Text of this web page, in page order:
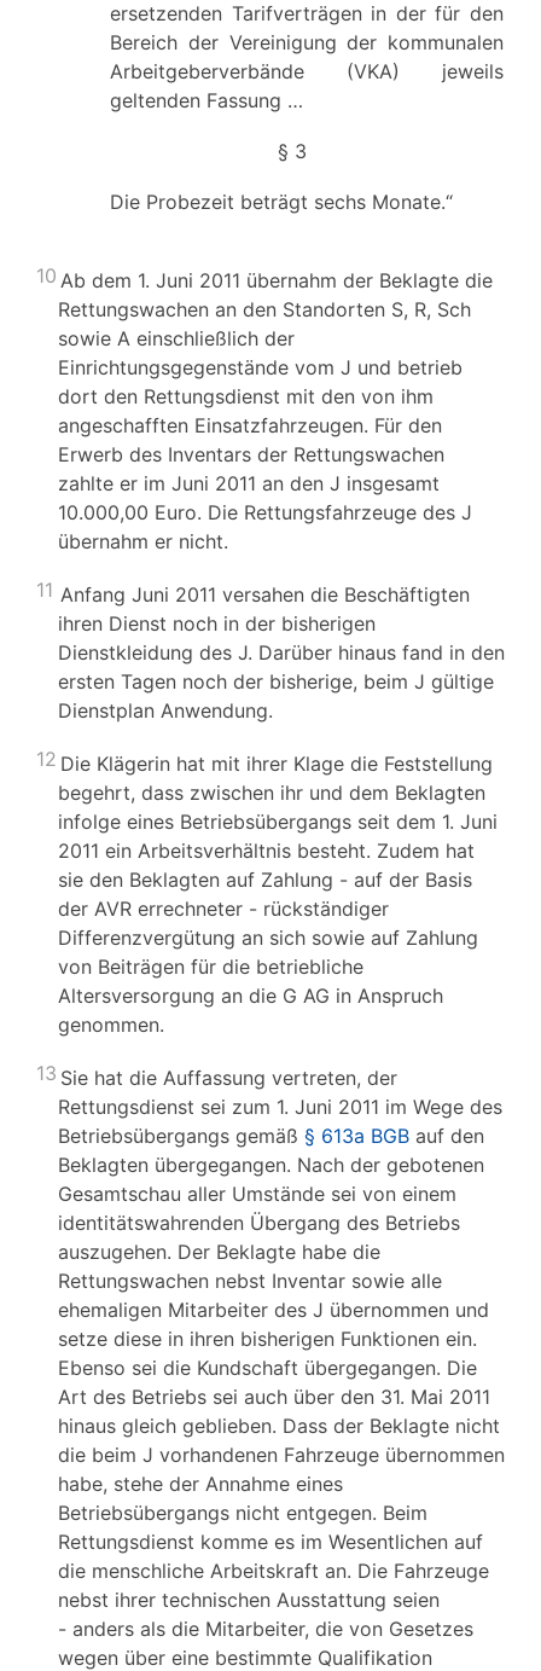
ersetzenden Tarifverträgen in der für den
Bereich der Vereinigung der kommunalen
Arbeitgeberverbände (VKA) jeweils
geltenden Fassung …
§ 3
Die Probezeit beträgt sechs Monate.“
10 Ab dem 1. Juni 2011 übernahm der Beklagte die
Rettungswachen an den Standorten S, R, Sch
sowie A einschließlich der
Einrichtungsgegenstände vom J und betrieb
dort den Rettungsdienst mit den von ihm
angeschafften Einsatzfahrzeugen. Für den
Erwerb des Inventars der Rettungswachen
zahlte er im Juni 2011 an den J insgesamt
10.000,00 Euro. Die Rettungsfahrzeuge des J
übernahm er nicht.
11 Anfang Juni 2011 versahen die Beschäftigten
ihren Dienst noch in der bisherigen
Dienstkleidung des J. Darüber hinaus fand in den
ersten Tagen noch der bisherige, beim J gültige
Dienstplan Anwendung.
12 Die Klägerin hat mit ihrer Klage die Feststellung
begehrt, dass zwischen ihr und dem Beklagten
infolge eines Betriebsübergangs seit dem 1. Juni
2011 ein Arbeitsverhältnis besteht. Zudem hat
sie den Beklagten auf Zahlung - auf der Basis
der AVR errechneter - rückständiger
Differenzvergütung an sich sowie auf Zahlung
von Beiträgen für die betriebliche
Altersversorgung an die G AG in Anspruch
genommen.
13 Sie hat die Auffassung vertreten, der
Rettungsdienst sei zum 1. Juni 2011 im Wege des
Betriebsübergangs gemäß § 613a BGB auf den
Beklagten übergegangen. Nach der gebotenen
Gesamtschau aller Umstände sei von einem
identitätswahrenden Übergang des Betriebs
auszugehen. Der Beklagte habe die
Rettungswachen nebst Inventar sowie alle
ehemaligen Mitarbeiter des J übernommen und
setze diese in ihren bisherigen Funktionen ein.
Ebenso sei die Kundschaft übergegangen. Die
Art des Betriebs sei auch über den 31. Mai 2011
hinaus gleich geblieben. Dass der Beklagte nicht
die beim J vorhandenen Fahrzeuge übernommen
habe, stehe der Annahme eines
Betriebsübergangs nicht entgegen. Beim
Rettungsdienst komme es im Wesentlichen auf
die menschliche Arbeitskraft an. Die Fahrzeuge
nebst ihrer technischen Ausstattung seien
- anders als die Mitarbeiter, die von Gesetzes
wegen über eine bestimmte Qualifikation